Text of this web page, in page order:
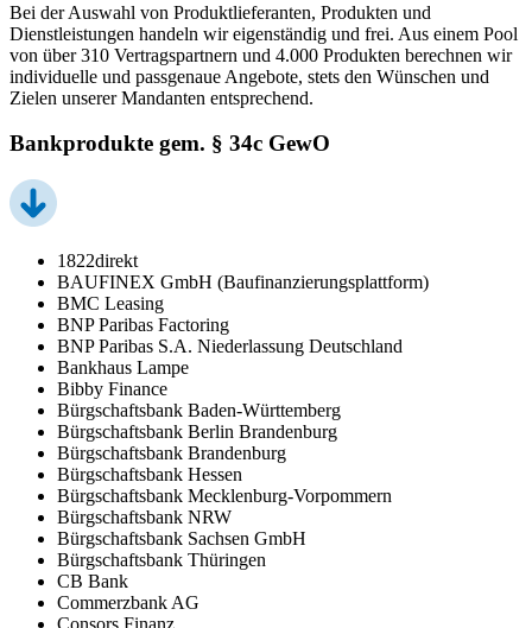
Bei der Auswahl von Produktlieferanten, Produkten und
Dienstleistungen handeln wir eigenständig und frei. Aus einem Pool
von über 310 Vertragspartnern und 4.000 Produkten berechnen wir
individuelle und passgenaue Angebote, stets den Wünschen und
Zielen unserer Mandanten entsprechend.
Bankprodukte gem. § 34c GewO
1822direkt
BAUFINEX GmbH (Baufinanzierungsplattform)
BMC Leasing
BNP Paribas Factoring
BNP Paribas S.A. Niederlassung Deutschland
Bankhaus Lampe
Bibby Finance
Bürgschaftsbank Baden-Württemberg
Bürgschaftsbank Berlin Brandenburg
Bürgschaftsbank Brandenburg
Bürgschaftsbank Hessen
Bürgschaftsbank Mecklenburg-Vorpommern
Bürgschaftsbank NRW
Bürgschaftsbank Sachsen GmbH
Bürgschaftsbank Thüringen
CB Bank
Commerzbank AG
Consors Finanz